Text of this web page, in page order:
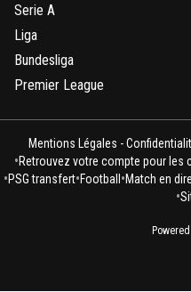
Serie A
Liga
Bundesliga
Premier League
Mentions Légales -
•Retrouvez votre compte pour les
•PSG transfert•Football •Match en
•